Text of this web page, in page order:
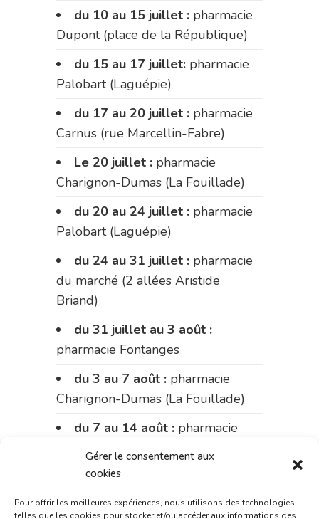
Gérer le consentement aux
cookies
Pour offrir les meilleures expériences, nous utilisons des technologies
telles que les cookies pour stocker et/ou accéder aux informations des
du 10 au 15 juillet : pharmacie
Dupont (place de la République)
du 15 au 17 juillet: pharmacie
Palobart (Laguépie)
du 17 au 20 juillet : pharmacie
Carnus (rue Marcellin-Fabre)
Le 20 juillet : pharmacie
Charignon-Dumas (La Fouillade)
du 20 au 24 juillet : pharmacie
Palobart (Laguépie)
du 24 au 31 juillet : pharmacie
du marché (2 allées Aristide
Briand)
du 31 juillet au 3 août :
pharmacie Fontanges
du 3 au 7 août : pharmacie
Charignon-Dumas (La Fouillade)
du 7 au 14 août : pharmacie
Bonnemaire (rue Saint-Jacques)
du 15 au 17 août :
du marché (2 allées Aristide